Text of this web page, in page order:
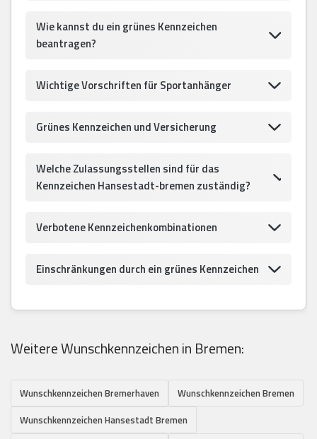
Wie kannst du ein grünes Kennzeichen
beantragen?
Wichtige Vorschriften für Sportanhänger
Grünes Kennzeichen und Versicherung
Welche Zulassungsstellen sind für das
Kennzeichen Hansestadt-bremen zuständig?
Verbotene Kennzeichenkombinationen
Einschränkungen durch ein grünes Kennzeichen
Weitere Wunschkennzeichen in Bremen:
Wunschkennzeichen Bremerhaven
Wunschkennzeichen Bremen
Wunschkennzeichen Hansestadt Bremen